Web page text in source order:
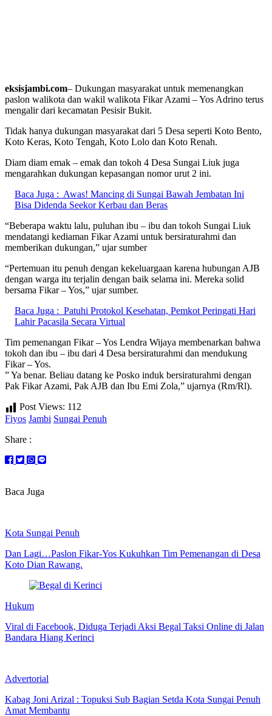
eksisjambi.com– Dukungan masyarakat untuk memenangkan
paslon walikota dan wakil walikota Fikar Azami – Yos Adrino terus
mengalir dari kecamatan Pesisir Bukit.
Tidak hanya dukungan masyarakat dari 5 Desa seperti Koto Bento,
Koto Keras, Koto Tengah, Koto Lolo dan Koto Renah.
Diam diam emak – emak dan tokoh 4 Desa Sungai Liuk juga
mengarahkan dukungan kepasangan nomor urut 2 ini.
Baca Juga : Awas! Mancing di Sungai Bawah Jembatan Ini
Bisa Didenda Seekor Kerbau dan Beras
“Beberapa waktu lalu, puluhan ibu – ibu dan tokoh Sungai Liuk
mendatangi kediaman Fikar Azami untuk bersiraturahmi dan
memberikan dukungan,” ujar sumber
“Pertemuan itu penuh dengan kekeluargaan karena hubungan AJB
dengan warga itu terjalin dengan baik selama ini. Mereka solid
bersama Fikar – Yos,” ujar sumber.
Baca Juga : Patuhi Protokol Kesehatan, Pemkot Peringati Hari
Lahir Pacasila Secara Virtual
Tim pemenangan Fikar – Yos Lendra Wijaya membenarkan bahwa
tokoh dan ibu – ibu dari 4 Desa bersiraturahmi dan mendukung
Fikar – Yos.
” Ya benar. Beliau datang ke Posko induk bersiraturahmi dengan
Pak Fikar Azami, Pak AJB dan Ibu Emi Zola,” ujarnya (Rm/Rl).
Post Views: 112
Fiyos Jambi Sungai Penuh
Share :
Baca Juga
Kota Sungai Penuh
Dan Lagi…Paslon Fikar-Yos Kukuhkan Tim Pemenangan di Desa
Koto Dian Rawang.
Hukum
Viral di Facebook, Diduga Terjadi Aksi Begal Taksi Online di Jalan
Bandara Hiang Kerinci
Advertorial
Kabag Joni Arizal : Topuksi Sub Bagian Setda Kota Sungai Penuh
Amat Membantu